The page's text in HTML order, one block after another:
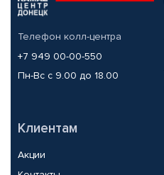
Телефон колл-центра
+7 949 00-00-550
Пн-Вс с 9.00 до 18.00
Клиентам
Акции